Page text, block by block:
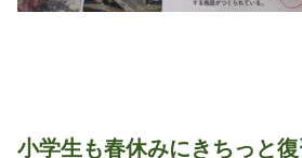
小学生も春休みにきちっと